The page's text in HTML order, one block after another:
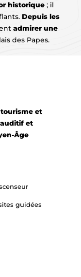
historique ; il
Depuis les
admirer une
des Papes.
et
et
Âge
guidées